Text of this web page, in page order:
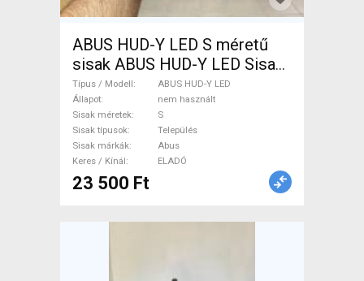
ABUS HUD-Y LED S méretű
sisak ABUS HUD-Y LED Sisak
/ Sapka Település S nem
használt ELADÓ
Típus / Modell
ABUS HUD-Y LED
Állapot
nem használt
Sisak méretek
S
Sisak típusok
Település
Sisak márkák
Abus
Keres / Kínál
ELADÓ
23 500 Ft